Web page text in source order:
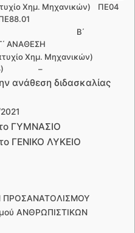
Χημ. Μηχανικών) ΠΕ04
Β΄
Χημ. Μηχανικών)
05) –
ανάθεση διδασκαλίας
ΓΥΜΝΑΣΙΟ
ΓΕΝΙΚΟ ΛΥΚΕΙΟ
ΑΝΘΡΩΠΙΣΤΙΚΩΝ